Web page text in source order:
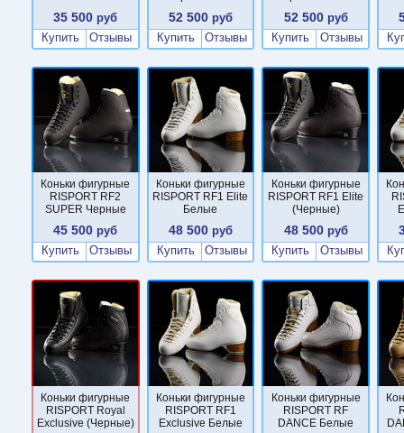
35 500 руб
Купить
Отзывы
52 500 руб
Купить
Отзывы
52 500руб
Купить
Отзывы
Коньки фигурные
RISPORT RF2
SUPER Черные
45 500 руб
Купить
Отзывы
Коньки фигурные
RISPORT RF1 Elite
Белые
48 500 руб
Купить
Отзывы
Коньки фигурные
RISPORT RF1 Elite
(Черные)
48 500руб
Купить
Отзывы
Коньки фигурные
RISPORT Royal
Exclusive (Черные)
Коньки фигурные
RISPORT RF1
Exclusive Белые
Коньки фигурные
RISPORT RF
DANCE Белые